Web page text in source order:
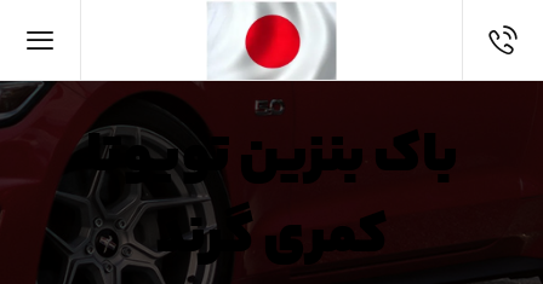
باک بنزین تویوتا
کمری گرند